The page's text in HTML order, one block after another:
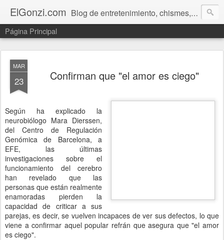
ElGonzi.com Blog de entretenimiento, chismes, humor, farándula, curiosidades, ovnis, noticias calientes, fotos, videos, paranormal y ¡más!
Página Principal
MAR
23 Confirman que "el amor es ciego"
Según ha explicado la
neurobiólogo Mara Dierssen,
del Centro de Regulación
Genómica de Barcelona, a
EFE, las últimas
investigaciones sobre el
funcionamiento del cerebro
han revelado que las
personas que están realmente
enamoradas pierden la
capacidad de criticar a sus
parejas, es decir, se vuelven incapaces de ver sus defectos, lo que
viene a confirmar aquel popular refrán que asegura que "el amor
es ciego".